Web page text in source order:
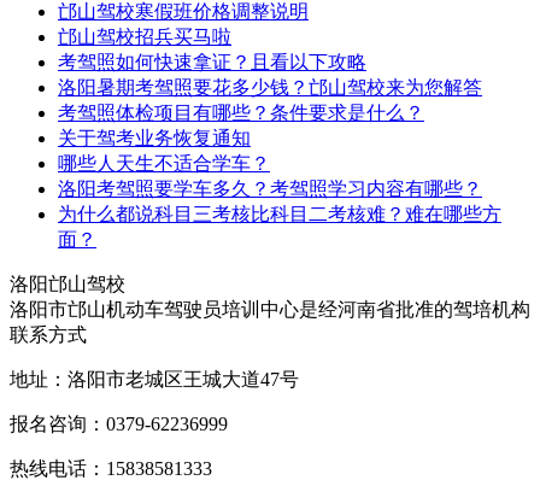
邙山驾校寒假班价格调整说明
邙山驾校招兵买马啦
考驾照如何快速拿证？且看以下攻略
洛阳暑期考驾照要花多少钱？邙山驾校来为您解答
考驾照体检项目有哪些？条件要求是什么？
关于驾考业务恢复通知
哪些人天生不适合学车？
洛阳考驾照要学车多久？考驾照学习内容有哪些？
为什么都说科目三考核比科目二考核难？难在哪些方
面？
洛阳邙山驾校
洛阳市邙山机动车驾驶员培训中心是经河南省批准的驾培机构
联系方式
地址：洛阳市老城区王城大道47号
报名咨询：0379-62236999
热线电话：15838581333